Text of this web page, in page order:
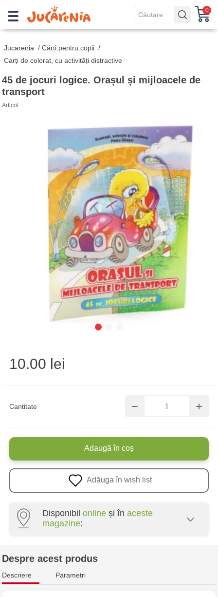
0
Jucarenia / Cărți pentru copii /
Carți de colorat, cu activități distractive
45 de jocuri logice. Orașul și mijloacele de
transport
Articol:
Cantitate
10.00 lei
Adaugă în coș
Adăuga în wish list
Disponibil online și în aceste
magazine:
Multistore Centru - bd. Cantemir, 6
Despre acest produs
Descriere Parametri